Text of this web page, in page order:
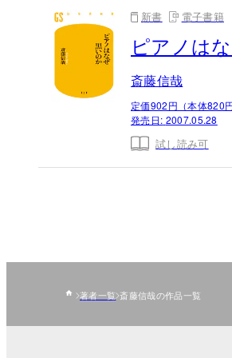
新書 電子書籍
ピアノは
斎藤信哉
定価902円（本体820
発売日: 2007.05.28
試し読み可
著者一覧 斎藤信哉の作品一覧